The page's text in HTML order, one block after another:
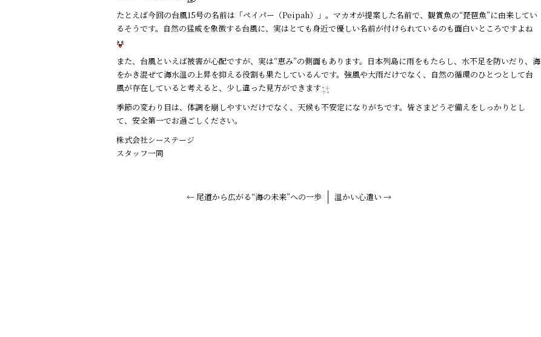
たとえば今回の台風15号の名前は「ペイパー（Peipah）」。マカオが提案した名前で、観賞魚の“琵琶魚”に由来してい
るそうです。自然の猛威を象徴する台風に、実はとても身近で優しい名前が付けられているのも面白いところですよね
また、台風といえば被害が心配ですが、実は“恵み”の側面もあります。日本列島に雨をもたらし、水不足を防いだり、海
をかき混ぜて海水温の上昇を抑える役割も果たしているんです。強風や大雨だけでなく、自然の循環のひとつとして台
風が存在していると考えると、少し違った見方ができます
季節の変わり目は、体調を崩しやすいだけでなく、天候も不安定になりがちです。皆さまどうぞ備えをしっかりとし
て、安全第一でお過ごしください。
株式会社シーステージ
スタッフ一同
← 尾道から広がる“海の未来”への一歩 温かい心遣い →